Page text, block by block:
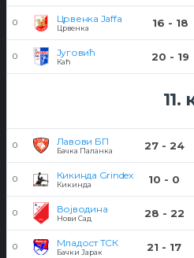
0 Црвенка Jaffa
Црвенка 16 - 18
0 Југовић
Каћ 20 - 19
11.
0 Лавови БП
Бачка Паланка 27 - 24
0 Кикинда Grindex
Кикинда 10 - 0
0 Војводина
Нови Сад 28 - 22
0 Младост ТСК
Бачки Јарак 21 - 17